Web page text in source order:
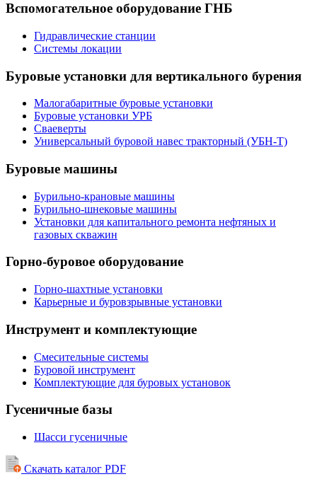
Вспомогательное оборудование ГНБ
Гидравлические станции
Системы локации
Буровые установки для вертикального бурения
Малогабаритные буровые установки
Буровые установки УРБ
Сваеверты
Универсальный буровой навес тракторный (УБН-Т)
Буровые машины
Бурильно-крановые машины
Бурильно-шнековые машины
Установки для капитального ремонта нефтяных и
газовых скважин
Горно-буровое оборудование
Горно-шахтные установки
Карьерные и буровзрывные установки
Инструмент и комплектующие
Смесительные системы
Буровой инструмент
Комплектующие для буровых установок
Гусеничные базы
Шасси гусеничные
Скачать каталог PDF